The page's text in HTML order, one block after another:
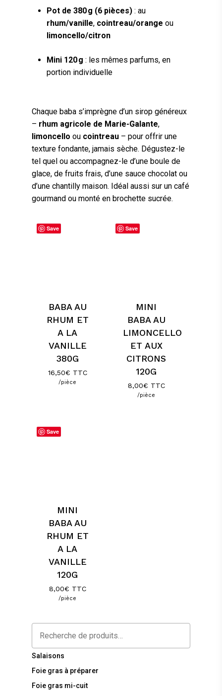
Pot de 380 g (6 pièces) : au
rhum/vanille, cointreau/orange ou
limoncello/citron
Mini 120 g : les mêmes parfums, en
portion individuelle
Chaque baba s’imprègne d’un sirop généreux
– rhum agricole de Marie-Galante,
limoncello ou cointreau – pour offrir une
texture fondante, jamais sèche. Dégustez-le
tel quel ou accompagnez-le d’une boule de
glace, de fruits frais, d’une sauce chocolat ou
d’une chantilly maison. Idéal aussi sur un café
gourmand ou monté en brochette sucrée.
Save
BABA AU
RHUM ET
A LA
VANILLE
380G
16,50€ TTC
/pièce
Save
MINI
BABA AU
LIMONCELLO
ET AUX
CITRONS
120G
8,00€ TTC
/pièce
Save
MINI
BABA AU
RHUM ET
A LA
VANILLE
120G
8,00€ TTC
/pièce
Salaisons
Foie gras à préparer
Foie gras mi-cuit